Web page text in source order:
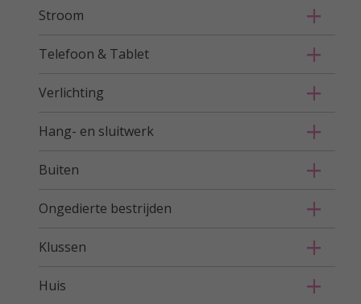
Stroom
Telefoon & Tablet
Verlichting
Hang- en sluitwerk
Buiten
Ongedierte bestrijden
Klussen
Huis